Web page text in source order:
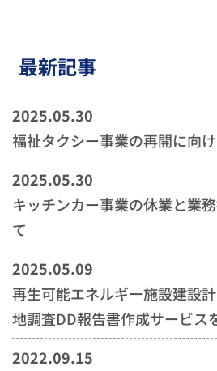
最新記事
2025.05.30
福祉タクシー事業の再開に向
2025.05.30
キッチンカー事業の休業と業
て
2025.05.09
再生可能エネルギー施設建設
地調査DD報告書作成サービス
2022.09.15